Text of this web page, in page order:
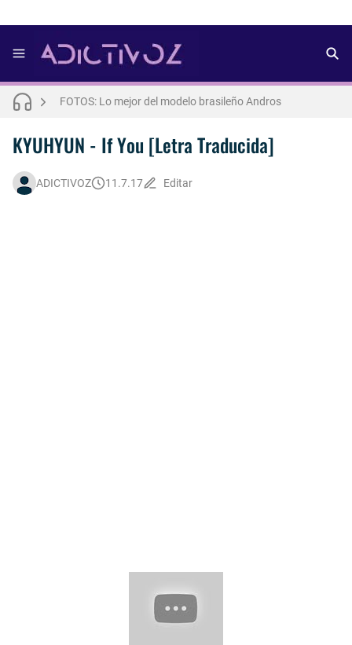
FOTOS: Lo mejor del modelo brasileño Andros
KYUHYUN - If You [Letra Traducida]
ADICTIVOZ 11.7.17 Editar